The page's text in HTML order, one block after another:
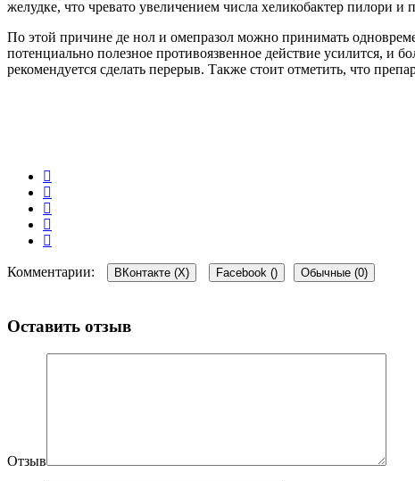
желудке, что чревато увеличением числа хеликобактер пилори
По этой причине де нол и омепразол можно принимать
потенциально полезное противоязвенное действие усилится, и
рекомендуется сделать перерыв. Также стоит отметить, что
Комментарии: ВКонтакте (X) Facebook () Обычные (0)
Оставить отзыв
Отзыв